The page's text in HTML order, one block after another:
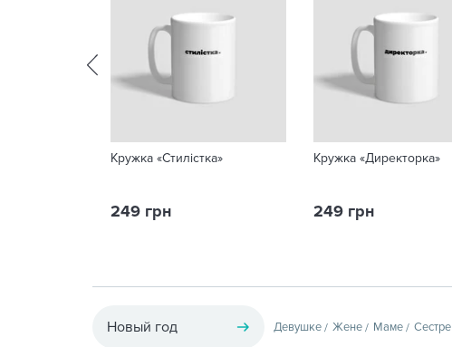
Кружка «Стилістка»
249 грн
Кружка «Директорка»
249 грн
Новый год Девушке Жене Маме Сестре